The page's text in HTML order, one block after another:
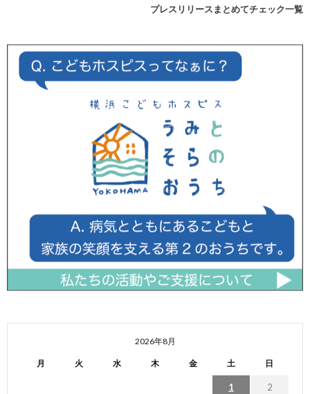
プレスリリースまとめてチェック一覧
2026年8月
月 火 水 木 金 土 日
1 2